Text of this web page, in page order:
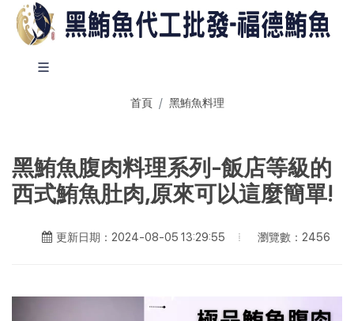
首頁 黑鮪魚料理
黑鮪魚腹肉料理系列-飯店等級的
西式鮪魚肚肉,原來可以這麼簡單!
更新日期：2024-08-05 13:29:55 瀏覽數：2456